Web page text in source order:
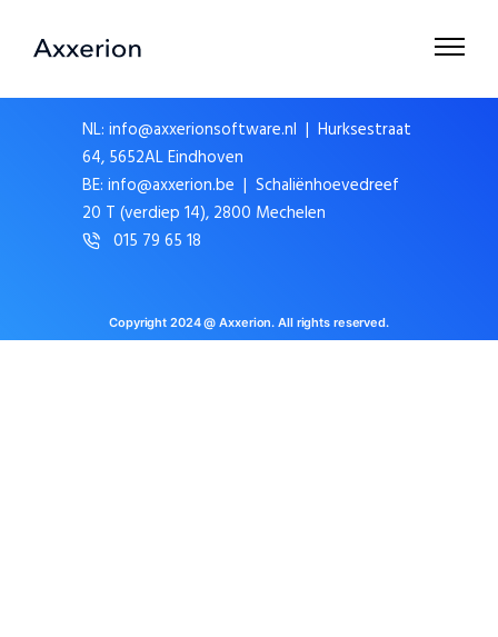
NL: info@axxerionsoftware.nl | Hurksestraat
64, 5652AL Eindhoven
BE: info@axxerion.be | Schaliënhoevedreef
20 T (verdiep 14), 2800 Mechelen
015 79 65 18
Copyright 2024 @ Axxerion. All rights reserved.